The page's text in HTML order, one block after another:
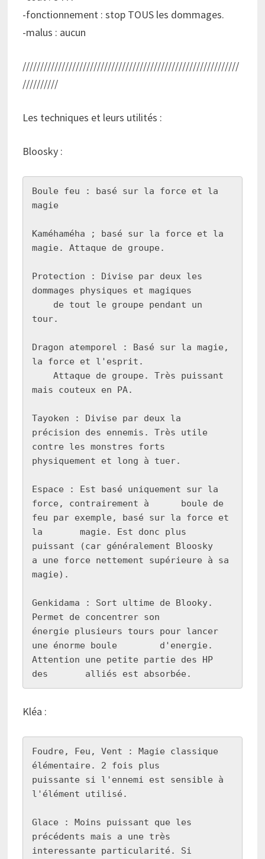
-fonctionnement : stop TOUS les dommages.
-malus : aucun
/////////////////////////////////////////////////////////////
//////////
Les techniques et leurs utilités :
Bloosky :
Boule feu : basé sur la force et la
magie
Kaméhaméha ; basé sur la force et la
magie. Attaque de groupe.
Protection : Divise par deux les
dommages physiques et magiques
tour.
Dragon atemporel : Basé sur la magie,
la force et l'esprit.
    Attaque de groupe. Très puissant
mais couteux en PA.
Tayoken : Divise par deux la
précision des ennemis. Très utile
contre les monstres forts
physiquement et long à tuer.
Espace : Est basé uniquement sur la
force, contrairement à      boule de
feu par exemple, basé sur la force et
la       magie. Est donc plus
puissant (car généralement Bloosky
a une force nettement supérieure à sa
magie).
Genkidama : Sort ultime de Blooky.
Permet de concentrer son
énergie plusieurs tours pour lancer
une énorme boule        d'energie.
Attention une petite partie des HP
des       alliés est absorbée.
Kléa :
Foudre, Feu, Vent : Magie classique
élémentaire. 2 fois plus
puissante si l'ennemi est sensible à
l'élément utilisé.
Glace : Moins puissant que les
précédents mais a une très
interessante particularité. Si